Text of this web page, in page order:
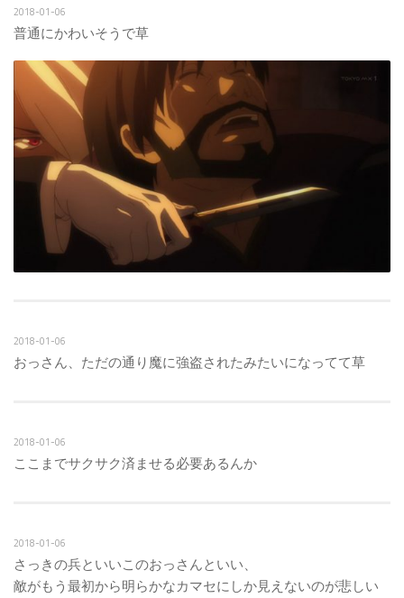
2018-01-06
普通にかわいそうで草
2018-01-06
おっさん、ただの通り魔に強盗されたみたいになってて草
2018-01-06
ここまでサクサク済ませる必要あるんか
2018-01-06
さっきの兵といいこのおっさんといい、
敵がもう最初から明らかなカマセにしか見えないのが悲しい